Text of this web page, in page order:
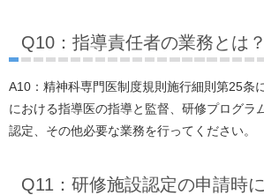
Q10：指導責任者の業務とは？
A10：精神科専門医制度規則施行細則第25条
における指導医の指導と監督、研修プログラ
認定、その他必要な業務を行ってください。
Q11：研修施設認定の申請時